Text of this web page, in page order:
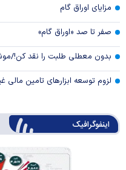
مزایای اوراق گام
صفر تا صد «اوراق گام»
بدون معطلی طلبت را نقد کن!/
لزوم توسعه ابزارهای تامین مالی
اینفوگرافیک